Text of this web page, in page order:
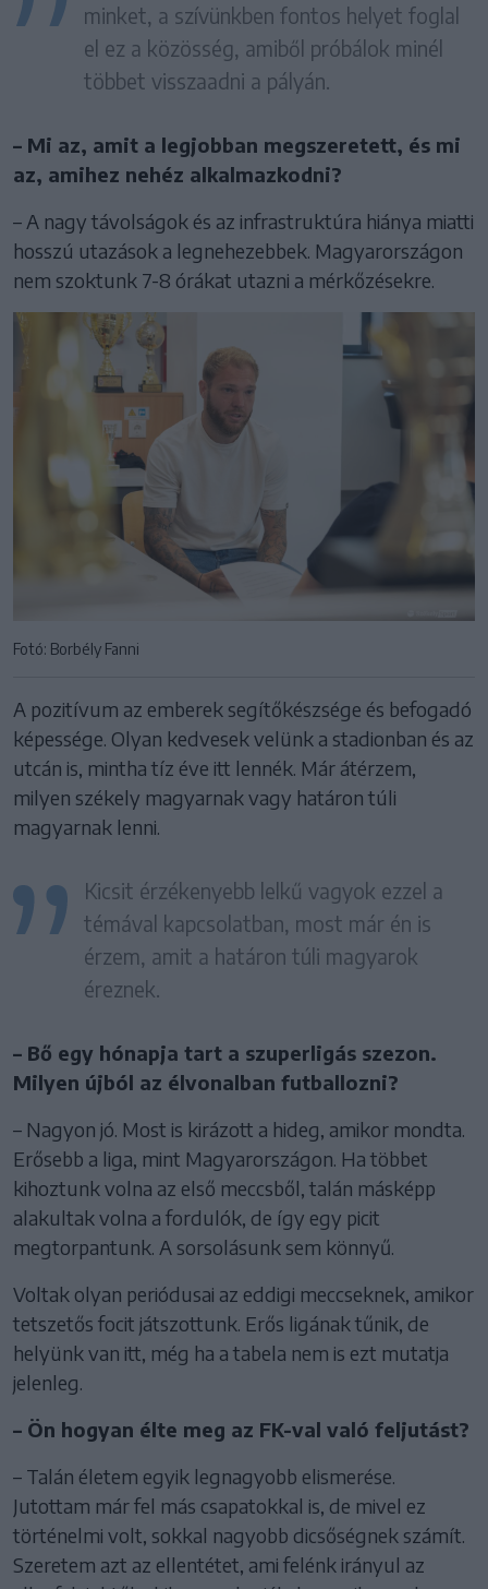
minket, a szívünkben fontos helyet foglal
el ez a közösség, amiből próbálok minél
többet visszaadni a pályán.
– Mi az, amit a legjobban megszeretett, és mi
az, amihez nehéz alkalmazkodni?
– A nagy távolságok és az infrastruktúra hiánya miatti
hosszú utazások a legnehezebbek. Magyarországon
nem szoktunk 7-8 órákat utazni a mérkőzésekre.
Fotó: Borbély Fanni
A pozitívum az emberek segítőkészsége és befogadó
képessége. Olyan kedvesek velünk a stadionban és az
utcán is, mintha tíz éve itt lennék. Már átérzem,
milyen székely magyarnak vagy határon túli
magyarnak lenni.
Kicsit érzékenyebb lelkű vagyok ezzel a
témával kapcsolatban, most már én is
érzem, amit a határon túli magyarok
éreznek.
– Bő egy hónapja tart a szuperligás szezon.
Milyen újból az élvonalban futballozni?
– Nagyon jó. Most is kirázott a hideg, amikor mondta.
Erősebb a liga, mint Magyarországon. Ha többet
kihoztunk volna az első meccsből, talán másképp
alakultak volna a fordulók, de így egy picit
megtorpantunk. A sorsolásunk sem könnyű.
Voltak olyan periódusai az eddigi meccseknek, amikor
tetszetős focit játszottunk. Erős ligának tűnik, de
helyünk van itt, még ha a tabela nem is ezt mutatja
jelenleg.
– Ön hogyan élte meg az FK-val való feljutást?
– Talán életem egyik legnagyobb elismerése.
Jutottam már fel más csapatokkal is, de mivel ez
történelmi volt, sokkal nagyobb dicsőségnek számít.
Szeretem azt az ellentétet, ami felénk irányul az